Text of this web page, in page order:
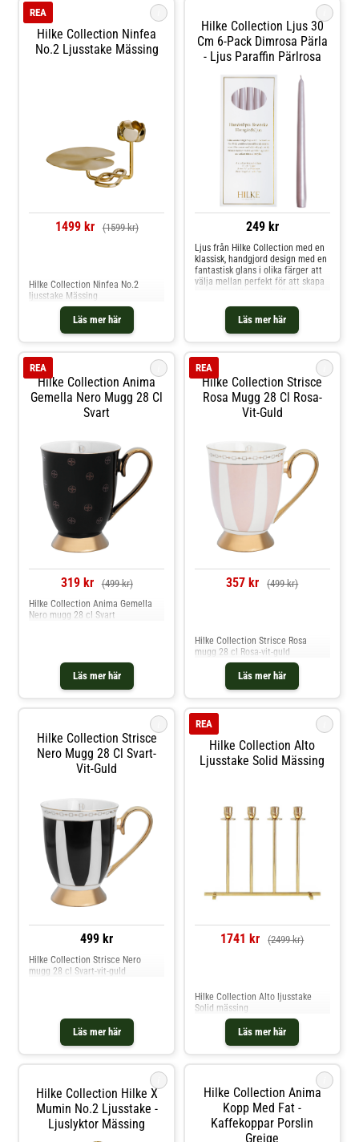
Hilke Collection Ninfea
No.2 Ljusstake Mässing
REA
1499 kr (1599 kr)
Läs mer här
Hilke Collection Ninfea No.2
ljusstake Mässing
Hilke Collection Ljus 30
Cm 6-Pack Dimrosa Pärla
- Ljus Paraffin Pärlrosa
249 kr
Läs mer här
Ljus från Hilke Collection med en
klassisk, handgjord design med en
fantastisk glans i olika färger att
välja mellan perfekt för att skapa
som helst. Kombinera ljusen med
ljusstake från Hilke Collection.Om
ljusen från Hilke Collection- 30
cm.- Diameter: 22 mm.- 6 ljus.-
och återvunnen paraffin.- Ljusen
finns i olika färger.Skötselråd för
ljusen- Håll alltid ljuset under
uppsikt. Shoppa Ljus och mer
Ljusstakar & Ljuslyktor hos Royal
Hilke Collection Anima
Gemella Nero Mugg 28 Cl
Svart
REA
319 kr (499 kr)
Läs mer här
Hilke Collection Anima Gemella
Nero mugg 28 cl Svart
Hilke Collection Strisce
Rosa Mugg 28 Cl Rosa-
Vit-Guld
REA
357 kr (499 kr)
Läs mer här
Hilke Collection Strisce Rosa
mugg 28 cl Rosa-vit-guld
Hilke Collection Strisce
Nero Mugg 28 Cl Svart-
Vit-Guld
499 kr
Läs mer här
Hilke Collection Strisce Nero
mugg 28 cl Svart-vit-guld
Hilke Collection Alto
Ljusstake Solid Mässing
REA
1741 kr (2499 kr)
Läs mer här
Hilke Collection Alto ljusstake
Solid mässing
Hilke Collection Hilke X
Mumin No.2 Ljusstake -
Ljuslyktor Mässing
Hilke Collection Anima
Kopp Med Fat -
Kaffekoppar Porslin
Greige